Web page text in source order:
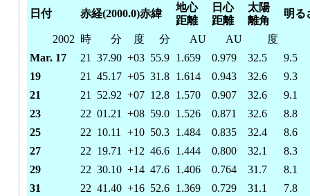
日付
赤経(2000.0)赤緯
地心
距離
日心
距離
太陽
離角
明る
2002 時 分 度 分 AU AU
度
Mar. 17
21 37.90 +03 55.9 1.659 0.979 32.5
9.5
19
21 45.17 +05 31.8 1.614 0.943 32.6
9.3
21
21 52.92 +07 12.8 1.570 0.907 32.6
9.1
23
22 01.21 +08 59.0 1.526 0.871 32.6
8.8
25
22 10.11 +10 50.3 1.484 0.835 32.4
8.6
27
22 19.71 +12 46.6 1.444 0.800 32.1
8.3
29
22 30.10 +14 47.6 1.406 0.764 31.7
8.1
31
22 41.40 +16 52.6 1.369 0.729 31.1
7.8